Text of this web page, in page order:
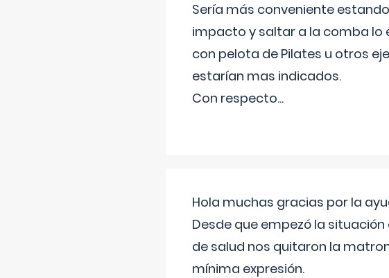
Sería más conveniente
impacto y saltar a la comba lo
con pelota de Pilates u otros
estarían mas indicados.
Con respecto...
Hola muchas gracias por la
Desde que empezó la
de salud nos quitaron la
mínima expresión.